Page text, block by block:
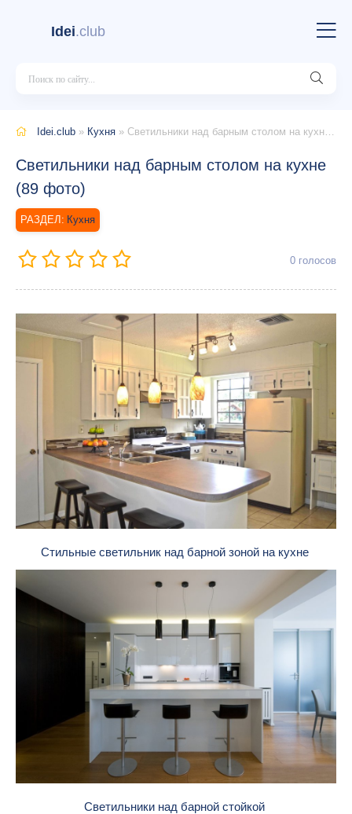
Idei.club
Idei.club » Кухня » Светильники над барным столом на кухне (89 фото)
Светильники над барным столом на кухне
(89 фото)
Кухня
0 голосов
Стильные светильник над барной зоной на кухне
Светильники над барной стойкой